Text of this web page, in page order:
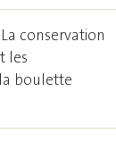
conservation
les
boulette